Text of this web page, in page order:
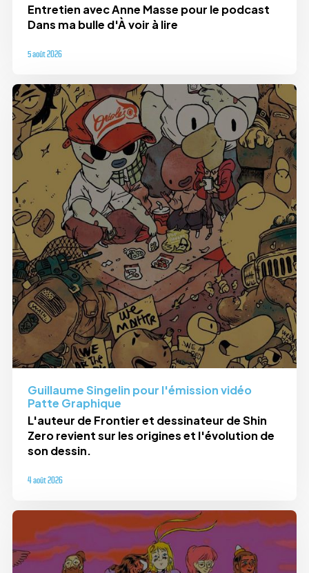
Entretien avec Anne Masse pour le podcast
Dans ma bulle d'À voir à lire
5 août 2026
Guillaume Singelin pour l'émission vidéo
Patte Graphique
L'auteur de Frontier et dessinateur de Shin
Zero revient sur les origines et l'évolution de
son dessin.
4 août 2026